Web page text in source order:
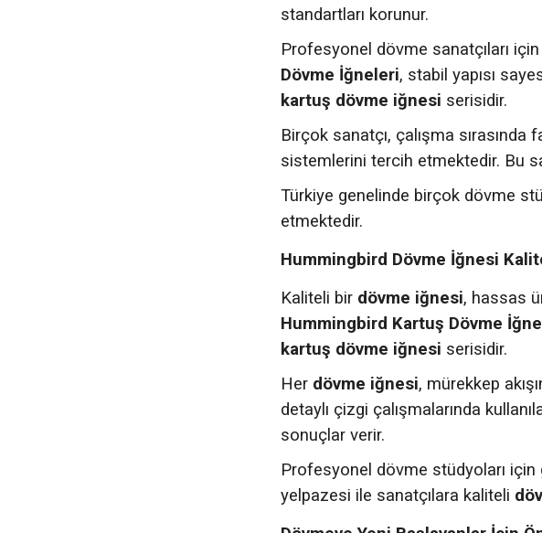
standartları korunur.
Profesyonel dövme sanatçıları
Dövme İğneleri, stabil yapısı
kartuş dövme iğnesi serisidir.
Birçok sanatçı, çalışma sırasında
sistemlerini tercih etmektedir. Bu
Türkiye genelinde birçok dövme
etmektedir.
Hummingbird Dövme İğnesi
Kaliteli bir dövme iğnesi, hassas
Hummingbird Kartuş Dövme
kartuş dövme iğnesi serisidir.
Her dövme iğnesi, mürekkep
detaylı çizgi çalışmalarında
sonuçlar verir.
Profesyonel dövme stüdyoları
yelpazesi ile sanatçılara kaliteli